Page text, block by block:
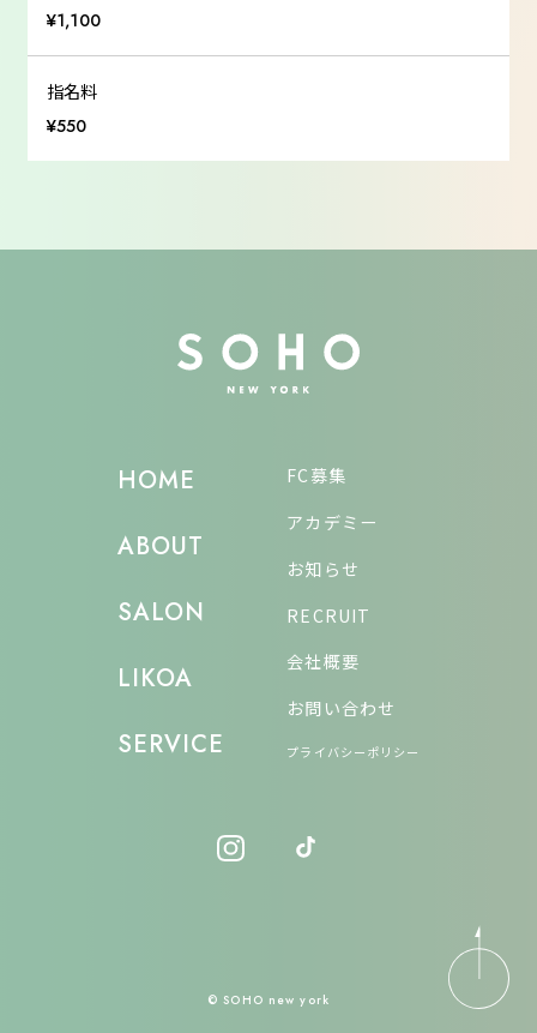
¥1,100
指名料
¥550
© SOHO new york
HOME
ABOUT
SALON
LIKOA
SERVICE
FC募集
アカデミー
お知らせ
RECRUIT
会社概要
お問い合わせ
プライバシーポリシー